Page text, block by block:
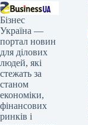
Бізнес
Україна —
портал новин
для ділових
людей, які
стежать за
станом
економіки,
фінансових
ринків і